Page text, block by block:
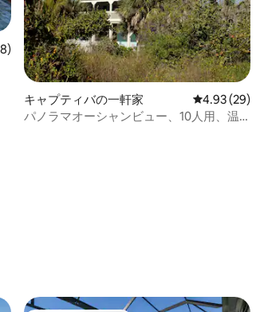
8件、5つ星中4.88つ星の平均評価
キャプティバの一軒家 レビュー29
4.93 (29)
パノラマオーシャンビュー、10人用、温